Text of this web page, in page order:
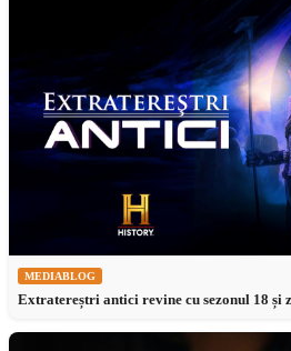
MEDIABLOG
Extratereștri antici revine cu sezonul 18 și